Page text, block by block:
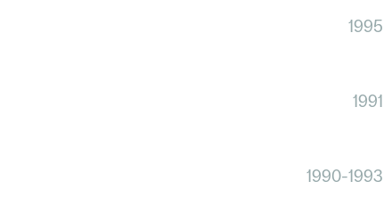
1995
1991
1990-1993